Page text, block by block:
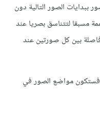
ببدايات الصور التالية دون
لتتناسق بصريا عند
بين كل صورتين عند
صورة بعرض 480 بكسل، فستكون مواضع الصور في